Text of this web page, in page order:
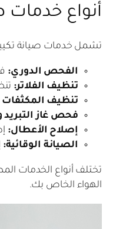
أنواع خدمات
تشمل خدمات صيانة
الفحص الدوري:
تنظيف الفلاتر:
تنظيف المكثفات
فحص غاز التبريد
إصلاح الأعطال:
الصيانة الوقائية:
تختلف أنواع الخدمات
الهواء الخاص بك.